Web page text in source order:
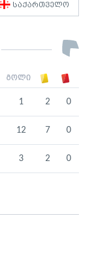
საქართველო
გოლი
1 2 0
12 7 0
3 2 0